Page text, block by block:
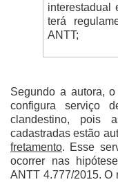
interestadual
terá
ANTT;
Segundo a autora,
configura serviço
clandestino, pois
cadastradas estão
fretamento. Esse
ocorrer nas
ANTT 4.777/2015. O